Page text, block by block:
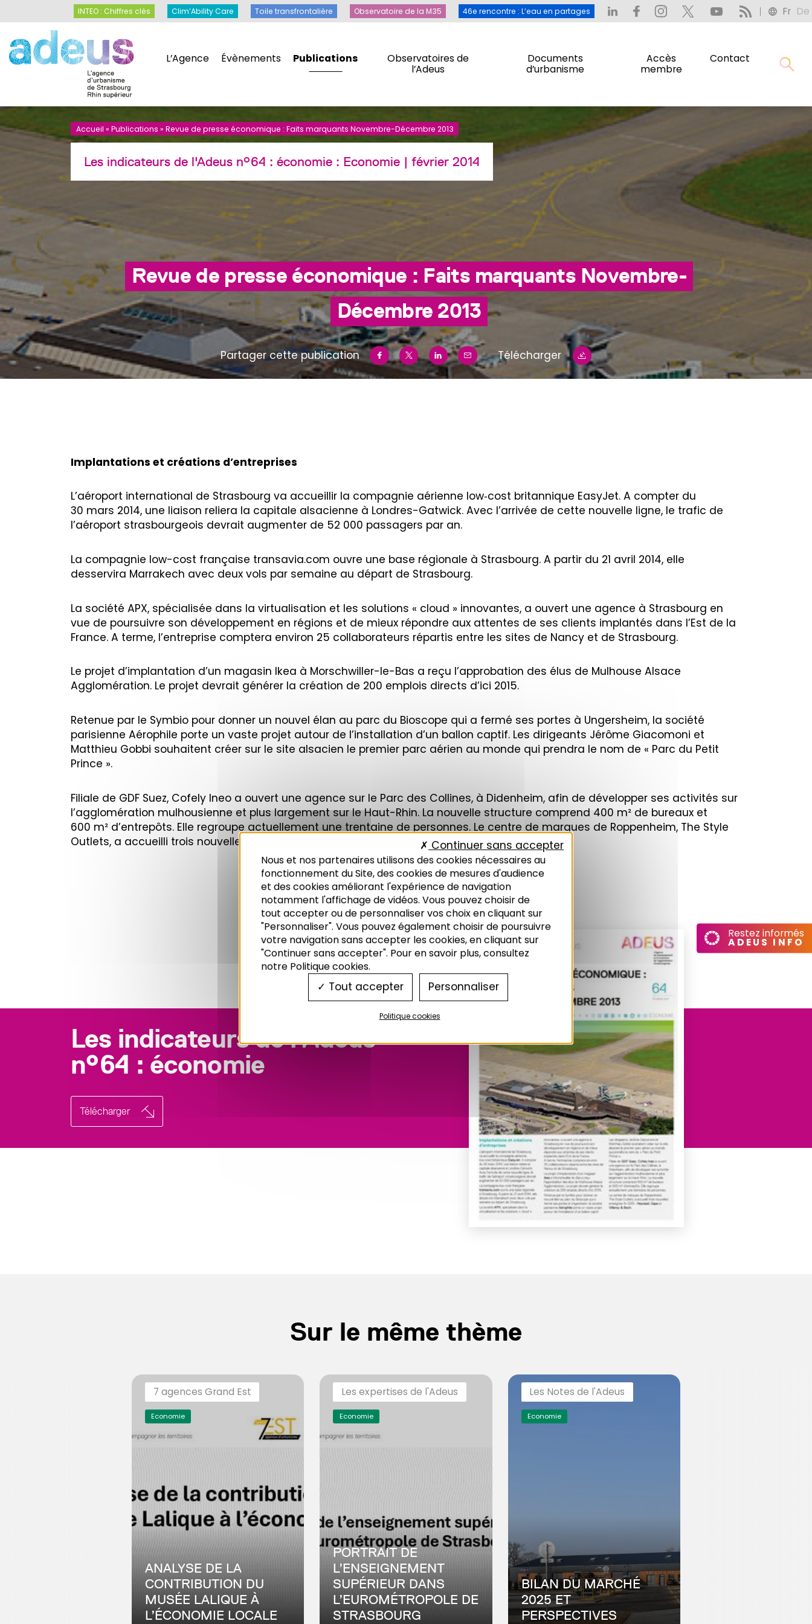
L’Agence Évènements Publications
Observatoires de
l’Adeus
Documents
d’urbanisme
Accès
membre
Contact
INTEO : Chiffres clés Clim’Ability Care Toile transfrontalière Observatoire de la M35 46e rencontre : L’eau en partages Fr De
INTEO : Chiffres clés Clim’Ability Care Toile transfrontalière Observatoire de la M35 46e rencontre : L’eau en partages Fr De
Accueil » Publications » Revue de presse économique : Faits marquants Novembre-Décembre 2013
Les indicateurs de l'Adeus n°64 : économie : Economie| février 2014
Revue de presse économique : Faits marquants Novembre-
Décembre 2013
Partager cette publication Télécharger
Implantations et créations d’entreprises
L’aéroport international de Strasbourg va accueillir la compagnie aérienne low‑cost britannique EasyJet. A compter du
30 mars 2014, une liaison reliera la capitale alsacienne à Londres-Gatwick. Avec l’arrivée de cette nouvelle ligne, le trafic de
l’aéroport strasbourgeois devrait augmenter de 52 000 passagers par an.
La compagnie low-cost française transavia.com ouvre une base régionale à Strasbourg. A partir du 21 avril 2014, elle
desservira Marrakech avec deux vols par semaine au départ de Strasbourg.
La société APX, spécialisée dans la virtualisation et les solutions « cloud » innovantes, a ouvert une agence à Strasbourg en
vue de poursuivre son développement en régions et de mieux répondre aux attentes de ses clients implantés dans l’Est de la
France. A terme, l’entreprise comptera environ 25 collaborateurs répartis entre les sites de Nancy et de Strasbourg.
Le projet d’implantation d’un magasin Ikea à Morschwiller-le-Bas a reçu l’approbation des élus de Mulhouse Alsace
Agglomération. Le projet devrait générer la création de 200 emplois directs d’ici 2015.
Retenue par le Symbio pour donner un nouvel élan au parc du Bioscope qui a fermé ses portes à Ungersheim, la société
parisienne Aérophile porte un vaste projet autour de l’installation d’un ballon captif. Les dirigeants Jérôme Giacomoni et
Matthieu Gobbi souhaitent créer sur le site alsacien le premier parc aérien au monde qui prendra le nom de « Parc du Petit
Prince ».
Filiale de GDF Suez, Cofely Ineo a ouvert une agence sur le Parc des Collines, à Didenheim, afin de développer ses activités sur
l’agglomération mulhousienne et plus largement sur le Haut-Rhin. La nouvelle structure comprend 400 m² de bureaux et
600 m² d’entrepôts. Elle regroupe actuellement une trentaine de personnes. Le centre de marques de Roppenheim, The Style
Outlets, a accueilli trois nouvelles enseignes fin 2013 : Heyraud, Zapa et Villeroy & Boch.
INDICATEUR
Les indicateurs de l'Adeus
n°64 : économie
Télécharger
Sur le même thème
7 agences Grand Est
Economie
ANALYSE DE LA
CONTRIBUTION DU
MUSÉE LALIQUE À
L’ÉCONOMIE LOCALE
Les expertises de l'Adeus
Economie
PORTRAIT DE
L’ENSEIGNEMENT
SUPÉRIEUR DANS
L’EUROMÉTROPOLE DE
STRASBOURG
Les Notes de l'Adeus
Economie
BILAN DU MARCHÉ
2025 ET
PERSPECTIVES
Restez informés
ADEUS INFO
Panneau de gestion des cookies
Nous et nos partenaires utilisons des cookies nécessaires au
fonctionnement du Site, des cookies de mesures d'audience
et des cookies améliorant l'expérience de navigation
notamment l'affichage de vidéos. Vous pouvez choisir de
tout accepter ou de personnaliser vos choix en cliquant sur
"Personnaliser". Vous pouvez également choisir de poursuivre
votre navigation sans accepter les cookies, en cliquant sur
"Continuer sans accepter". Pour en savoir plus, consultez
notre Politique cookies.
Tout accepter
Continuer sans accepter
Personnaliser
Politique cookies